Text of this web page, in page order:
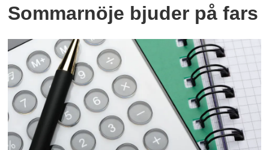
Sommarnöje bjuder på fars